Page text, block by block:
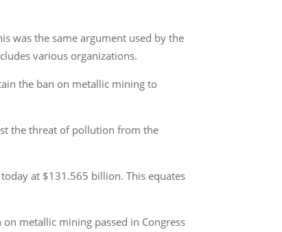
was the same argument used by the
various organizations.
the ban on metallic mining to
the threat of pollution from the
at $131.565 billion. This equates
metallic mining passed in Congress